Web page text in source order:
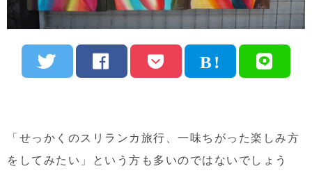
「せっかくのスリランカ旅行、一味ちがった楽しみ方
をしてみたい」という方も多いのではないでしょう